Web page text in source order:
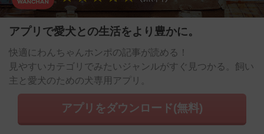
アプリで愛犬との生活をより豊かに。
快適にわんちゃんホンポの記事が読める！
見やすいカテゴリでみたいジャンルがすぐ見つかる。飼い
主と愛犬のための犬専用アプリ。
アプリをダウンロード(無料)